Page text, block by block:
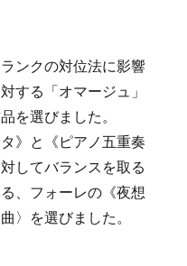
ンクの対位法に影響
する「オマージュ」
を選びました。
》と《ピアノ五重奏
してバランスを取る
、フォーレの《夜想
〉を選びました。